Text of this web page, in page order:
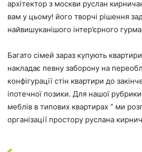
архітектор з москви руслан
вам у цьому! його творчі рішення
найвишуканішого інтер’єрного
Багато сімей зараз купують
накладає певну заборону на
конфігурації стін квартири до
іпотечної позики. Для нашої
меблів в типових квартирах ” ми
організації простору руслана